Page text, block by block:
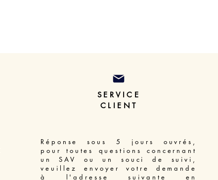
SERVICE
CLIENT
Réponse sous 5 jours ouvrés,
pour toutes questions concernant
un SAV ou un souci de suivi,
veuillez envoyer votre demande
à l'adresse suivante en